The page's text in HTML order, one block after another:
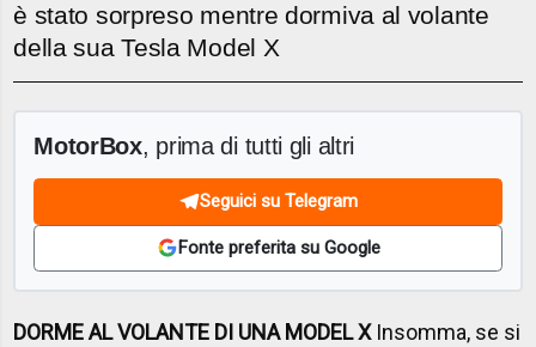
è stato sorpreso mentre dormiva al volante
della sua Tesla Model X
MotorBox, prima di tutti gli altri
Seguici su Telegram
Fonte preferita su Google
DORME AL VOLANTE DI UNA MODEL XInsomma, se si